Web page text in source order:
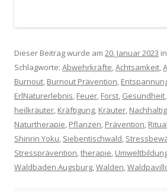
Dieser Beitrag wurde am 20. Januar 2023
Schlagworte: Abwehrkräfte,Achtsamkeit,
Burnout, Burnout Prävention,
ErlNaturerlebnis, Feuer, Forst, Gesundheit,
heilkräuter, Kräftigung, Kräuter,
Naturtherapie, Pflanzen, Prävention, Ritual
Shinrin Yoku, Siebentischwald,
Stressprävention,therapie,
Waldbaden Augsburg,Walden,